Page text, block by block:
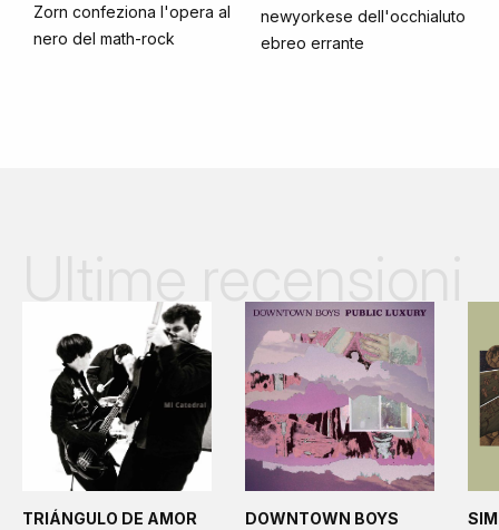
Zorn confeziona l'opera al
nero del math-rock
newyorkese dell'occhialuto
ebreo errante
TRIÁNGULO DE AMOR
DOWNTOWN BOYS